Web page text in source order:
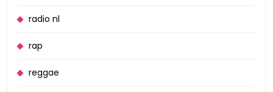
radio nl
rap
reggae